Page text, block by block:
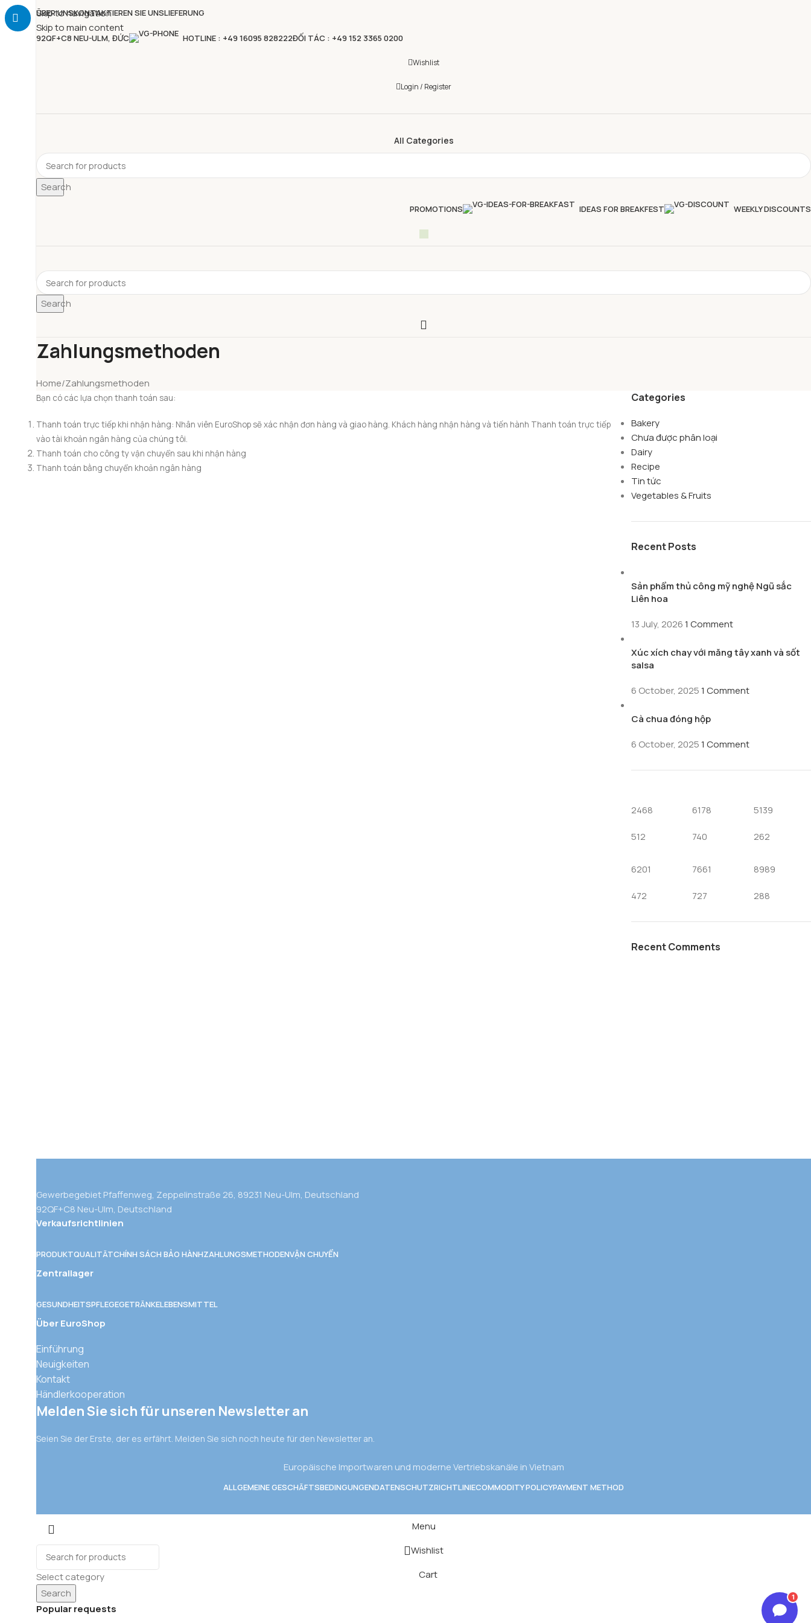
Skip to navigation
Skip to main content
ÜBER UNSKONTAKTIEREN SIE UNSLIEFERUNG
92QF+C8 NEU-ULM, ĐỨC HOTLINE : +49 16095 828222ĐỐI TÁC : +49 152 3365 0200
Wishlist
Login / Register
All Categories
Search
PROMOTIONS IDEAS FOR BREAKFEST WEEKLY DISCOUNTS
Search
Zahlungsmethoden
Home Zahlungsmethoden
Bạn có các lựa chọn thanh toán sau:
Thanh toán trực tiếp khi nhận hàng: Nhân viên EuroShop sẽ xác nhận đơn hàng và giao hàng. Khách hàng nhận hàng và tiến hành Thanh toán trực tiếp
vào tài khoản ngân hàng của chúng tôi.
Thanh toán cho công ty vận chuyển sau khi nhận hàng
Thanh toán bằng chuyển khoản ngân hàng
Categories
Bakery
Chưa được phân loại
Dairy
Recipe
Tin tức
Vegetables & Fruits
Recent Posts
Sản phẩm thủ công mỹ nghệ Ngũ sắc
Liên hoa
13 July, 20261 Comment
Xúc xích chay với măng tây xanh và sốt
salsa
6 October, 20251 Comment
Cà chua đóng hộp
6 October, 20251 Comment
2468
512
6178
740
5139
262
6201
472
7661
727
8989
288
Recent Comments
Gewerbegebiet Pfaffenweg, Zeppelinstraße 26, 89231 Neu-Ulm, Deutschland
92QF+C8 Neu-Ulm, Deutschland
Verkaufsrichtlinien
PRODUKTQUALITÄTCHÍNH SÁCH BẢO HÀNHZAHLUNGSMETHODENVẬN CHUYỂN
Zentrallager
GESUNDHEITSPFLEGEGETRÄNKELEBENSMITTEL
Über EuroShop
Einführung
Neuigkeiten
Kontakt
Händlerkooperation
Melden Sie sich für unseren Newsletter an
Seien Sie der Erste, der es erfährt. Melden Sie sich noch heute für den Newsletter an.
Europäische Importwaren und moderne Vertriebskanäle in Vietnam
ALLGEMEINE GESCHÄFTSBEDINGUNGENDATENSCHUTZRICHTLINIECOMMODITY POLICYPAYMENT METHOD
Select category
Search
Popular requests
1
Menu
Wishlist
Cart